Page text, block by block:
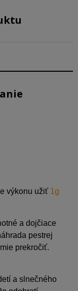
výkonu užiť 1g
a dojčiace
pestrej
prekročiť.
a slnečného